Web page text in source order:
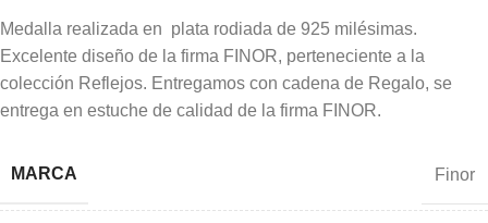
Medalla realizada en plata rodiada de 925 milésimas.
Excelente diseño de la firma FINOR, perteneciente a la
colección Reflejos. Entregamos con cadena de Regalo, se
entrega en estuche de calidad de la firma FINOR.
MARCA Finor